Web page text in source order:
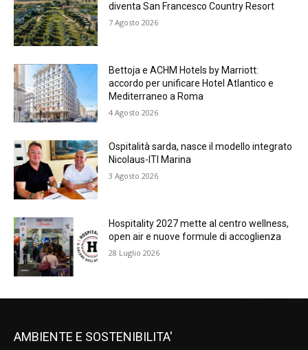
diventa San Francesco Country Resort
7 Agosto 2026
Bettoja e ACHM Hotels by Marriott:
accordo per unificare Hotel Atlantico e
Mediterraneo a Roma
4 Agosto 2026
Ospitalità sarda, nasce il modello integrato
Nicolaus-ITI Marina
3 Agosto 2026
Hospitality 2027 mette al centro wellness,
open air e nuove formule di accoglienza
28 Luglio 2026
AMBIENTE E SOSTENIBILITA'